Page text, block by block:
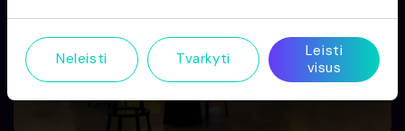
Neleisti Tvarkyti
Leisti
visus